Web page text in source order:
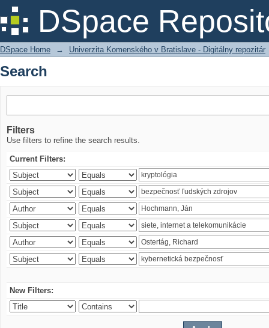
DSpace
Search
DSpace Home → Univerzita Komenského v Bratislave - Digitálny repozitár
Search
Filters
Use filters to refine the search results.
Current Filters:
New Filters: